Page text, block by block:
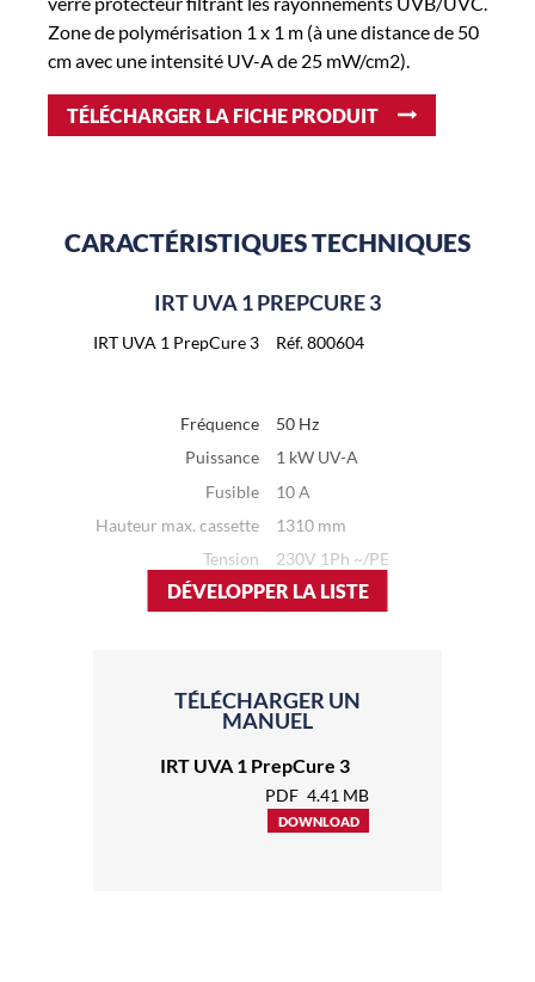
Zone de polymérisation 1 x 1 m (à une distance de 50
cm avec une intensité UV-A de 25 mW/cm2).
TÉLÉCHARGER LA FICHE PRODUIT
CARACTÉRISTIQUES TECHNIQUES
IRT UVA 1 PREPCURE 3
IRT UVA 1 PrepCure 3 Réf. 800604
Fréquence
50 Hz
Puissance
1 kW UV-A
Fusible
10 A
Hauteur max. cassette
1310 mm
Tension
230V 1Ph ~/PE
DÉVELOPPER LA LISTE
TÉLÉCHARGER UN
MANUEL
IRT UVA 1 PrepCure 3
PDF 4.41 MB
DOWNLOAD